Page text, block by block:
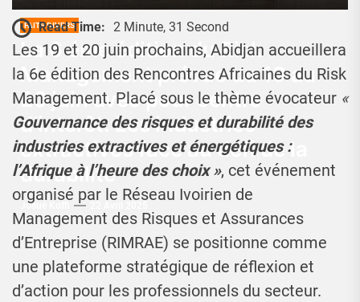
FAITS DIVERS
La 6 éme édition du Risk
Management prévue du 19 au
20 juin avec pour centre
d’interêt: Les industries
extractives face au défi de la
durabilité
Josué Koffi
Read Time: 2 Minute, 31 Second
Les 19 et 20 juin prochains, Abidjan accueillera
la 6e édition des Rencontres Africaines du Risk
Management. Placé sous le thème évocateur «
Gouvernance des risques et durabilité des
industries extractives et énergétiques :
l’Afrique à l’heure des choix », cet événement
organisé par le Réseau Ivoirien de
Management des Risques et Assurances
d’Entreprise (RIMRAE) se positionne comme
une plateforme stratégique de réflexion et
d’action pour les professionnels du secteur.